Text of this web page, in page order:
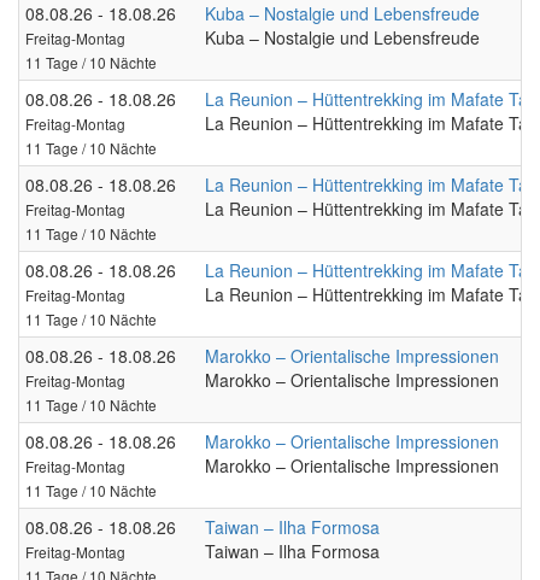
08.08.26 - 18.08.26
Freitag-Montag
11 Tage / 10 Nächte
Kuba – Nostalgie und Lebensfreude
Kuba – Nostalgie und Lebensfreude
08.08.26 - 18.08.26
Freitag-Montag
11 Tage / 10 Nächte
La Reunion – Hüttentrekking im Mafate
La Reunion – Hüttentrekking im Mafate
08.08.26 - 18.08.26
Freitag-Montag
11 Tage / 10 Nächte
La Reunion – Hüttentrekking im Mafate
La Reunion – Hüttentrekking im Mafate
08.08.26 - 18.08.26
Freitag-Montag
11 Tage / 10 Nächte
La Reunion – Hüttentrekking im Mafate
La Reunion – Hüttentrekking im Mafate
08.08.26 - 18.08.26
Freitag-Montag
11 Tage / 10 Nächte
Marokko – Orientalische Impressionen
Marokko – Orientalische Impressionen
08.08.26 - 18.08.26
Freitag-Montag
11 Tage / 10 Nächte
Marokko – Orientalische Impressionen
Marokko – Orientalische Impressionen
08.08.26 - 18.08.26
Freitag-Montag
11 Tage / 10 Nächte
Taiwan – Ilha Formosa
Taiwan – Ilha Formosa